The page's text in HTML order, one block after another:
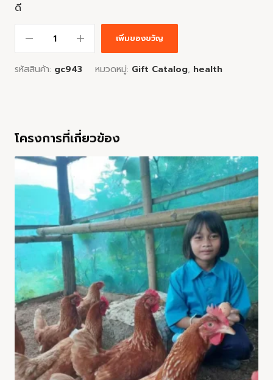
ดี
เพิ่มของขวัญ
รหัสสินค้า: gc943 หมวดหมู่: Gift Catalog, health
โครงการที่เกี่ยวข้อง